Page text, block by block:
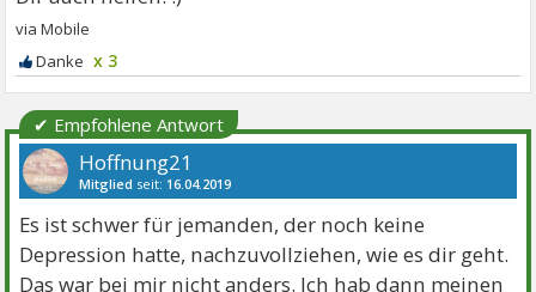
x 3
✔ Empfohlene Antwort
Hoffnung21
Mitglied seit: 16.04.2019
Es ist schwer für jemanden, der noch keine
Depression hatte, nachzuvollziehen, wie es dir geht.
Das war bei mir nicht anders. Ich hab dann meinen